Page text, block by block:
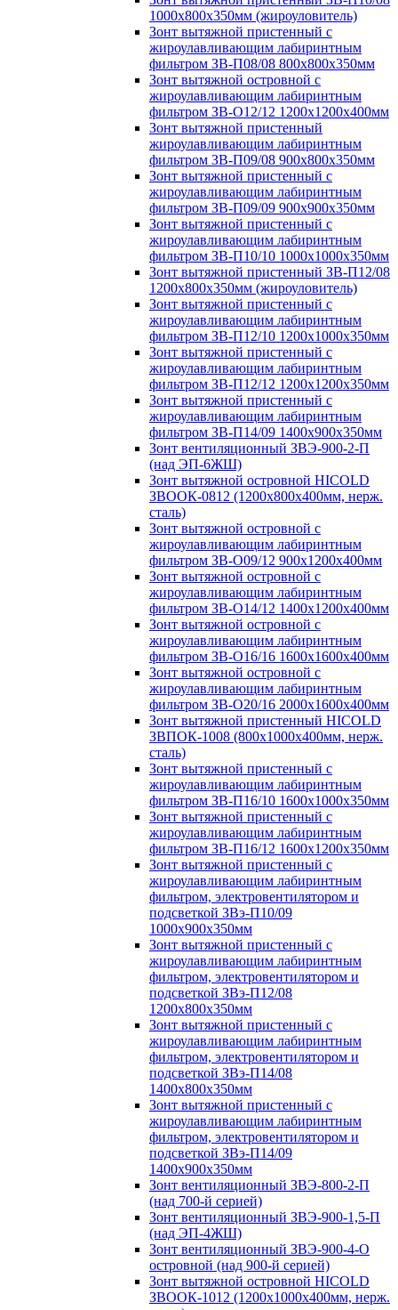
1000х800х350мм (жироуловитель)
Зонт вытяжной пристенный с
жироулавливающим лабиринтным
фильтром ЗВ-П08/08 800х800х350мм
Зонт вытяжной островной с
жироулавливающим лабиринтным
фильтром ЗВ-О12/12 1200х1200х400мм
Зонт вытяжной пристенный
жироулавливающим лабиринтным
фильтром ЗВ-П09/08 900х800х350мм
Зонт вытяжной пристенный с
жироулавливающим лабиринтным
фильтром ЗВ-П09/09 900х900х350мм
Зонт вытяжной пристенный с
жироулавливающим лабиринтным
фильтром ЗВ-П10/10 1000х1000х350мм
Зонт вытяжной пристенный ЗВ-П12/08
1200х800х350мм (жироуловитель)
Зонт вытяжной пристенный с
жироулавливающим лабиринтным
фильтром ЗВ-П12/10 1200х1000х350мм
Зонт вытяжной пристенный с
жироулавливающим лабиринтным
фильтром ЗВ-П12/12 1200х1200х350мм
Зонт вытяжной пристенный с
жироулавливающим лабиринтным
фильтром ЗВ-П14/09 1400х900х350мм
Зонт вентиляционный ЗВЭ-900-2-П
(над ЭП-6ЖШ)
Зонт вытяжной островной HICOLD
ЗВООК-0812 (1200х800x400мм, нерж.
сталь)
Зонт вытяжной островной с
жироулавливающим лабиринтным
фильтром ЗВ-О09/12 900х1200х400мм
Зонт вытяжной островной с
жироулавливающим лабиринтным
фильтром ЗВ-О14/12 1400х1200х400мм
Зонт вытяжной островной с
жироулавливающим лабиринтным
фильтром ЗВ-О16/16 1600х1600х400мм
Зонт вытяжной островной с
жироулавливающим лабиринтным
фильтром ЗВ-О20/16 2000х1600х400мм
Зонт вытяжной пристенный HICOLD
ЗВПОК-1008 (800х1000х400мм, нерж.
сталь)
Зонт вытяжной пристенный с
жироулавливающим лабиринтным
фильтром ЗВ-П16/10 1600х1000х350мм
Зонт вытяжной пристенный с
жироулавливающим лабиринтным
фильтром ЗВ-П16/12 1600х1200х350мм
Зонт вытяжной пристенный с
жироулавливающим лабиринтным
фильтром, электровентилятором и
подсветкой ЗВэ-П10/09
1000х900х350мм
Зонт вытяжной пристенный с
жироулавливающим лабиринтным
фильтром, электровентилятором и
подсветкой ЗВэ-П12/08
1200х800х350мм
Зонт вытяжной пристенный с
жироулавливающим лабиринтным
фильтром, электровентилятором и
подсветкой ЗВэ-П14/08
1400х800х350мм
Зонт вытяжной пристенный с
жироулавливающим лабиринтным
фильтром, электровентилятором и
подсветкой ЗВэ-П14/09
1400х900х350мм
Зонт вентиляционный ЗВЭ-800-2-П
(над 700-й серией)
Зонт вентиляционный ЗВЭ-900-1,5-П
(над ЭП-4ЖШ)
Зонт вентиляционный ЗВЭ-900-4-О
островной (над 900-й серией)
Зонт вытяжной островной HICOLD
ЗВООК-1012 (1200х1000х400мм, нерж.